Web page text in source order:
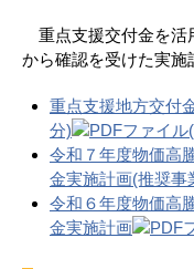
重点支援交付金を活
から確認を受けた実施
重点支援地方交付
分)
令和７年度物価高
金実施計画(推奨事
令和６年度物価高
金実施計画